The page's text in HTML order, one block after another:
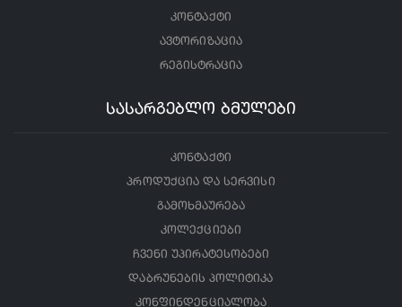
კონტაქტი
ავტორიზაცია
რეგისტრაცია
სასარგებლო ბმულები
კონტაქტი
პროდუქცია და სერვისი
გამოხმაურება
კოლექციები
ჩვენი უპირატესობები
დაბრუნების პოლიტიკა
კონფინდენციალობა